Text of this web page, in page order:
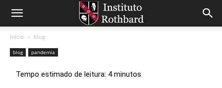
Início blog
blog pandemia